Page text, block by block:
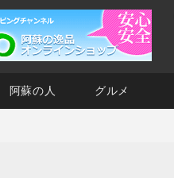
阿蘇の人 グルメ